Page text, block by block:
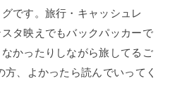
です。旅行・キャッシュレ
タ映えでもバックパッカーで
かったりしながら旅してるご
、よかったら読んでいってく